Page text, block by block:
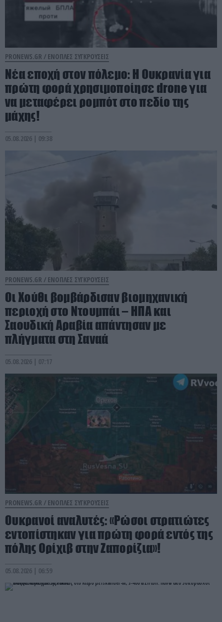
PRONEWS.GR / ΕΝΟΠΛΕΣ ΣΥΓΚΡΟΥΣΕΙΣ
Νέα εποχή στον πόλεμο: Η Ουκρανία για
πρώτη φορά χρησιμοποίησε drone για
να μεταφέρει ρομπότ στο πεδίο της
μάχης!
05.08.2026 | 09:38
PRONEWS.GR / ΕΝΟΠΛΕΣ ΣΥΓΚΡΟΥΣΕΙΣ
Οι Χούθι βομβάρδισαν βιομηχανική
περιοχή στο Ντουμπάι – ΗΠΑ και
Σαουδική Αραβία απάντησαν με
πλήγματα στη Σαναά
05.08.2026 | 07:17
PRONEWS.GR / ΕΝΟΠΛΕΣ ΣΥΓΚΡΟΥΣΕΙΣ
Ουκρανοί αναλυτές: «Ρώσοι στρατιώτες
εντοπίστηκαν για πρώτη φορά εντός της
πόλης Ορίχιβ στην Ζαπορίζια»!
05.08.2026 | 06:59